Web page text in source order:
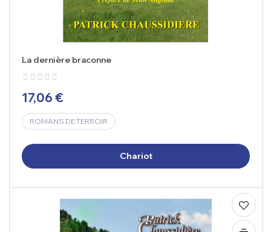
La dernière braconne
17,06 €
ROMANS DE TERROIR
Chariot